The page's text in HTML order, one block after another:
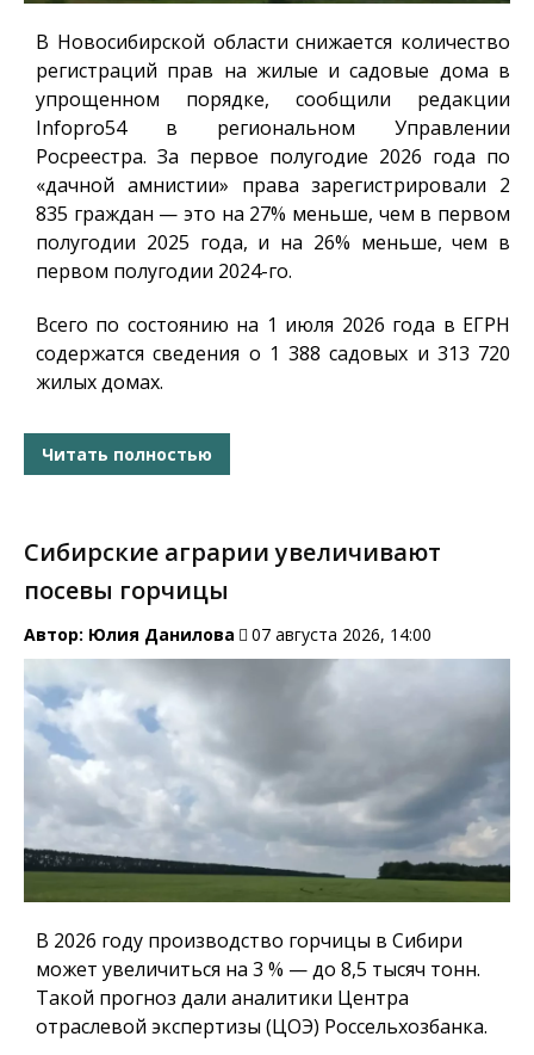
В Новосибирской области снижается количество
регистраций прав на жилые и садовые дома в
упрощенном порядке, сообщили редакции
Infopro54в региональном Управлении
Росреестра. За первое полугодие 2026 года по
«дачной амнистии» права зарегистрировали 2
835 граждан — это на 27% меньше, чем в первом
полугодии 2025 года, и на 26% меньше, чем в
первом полугодии 2024-го.
Всего по состоянию на 1 июля 2026 года в ЕГРН
содержатся сведения о 1 388 садовых и 313 720
жилых домах.
Читать полностью
Сибирские аграрии увеличивают
посевы горчицы
Автор: Юлия Данилова 07 августа 2026, 14:00
В 2026 году производство горчицы в Сибири
может увеличиться на 3 % — до 8,5 тысяч тонн.
Такой прогноз дали аналитики Центра
отраслевой экспертизы (ЦОЭ) Россельхозбанка.